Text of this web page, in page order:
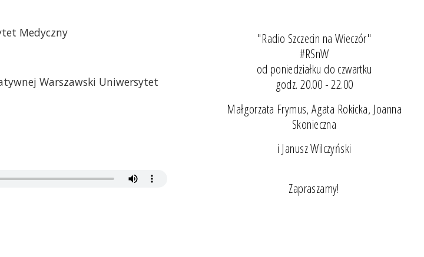
Medyczny
Warszawski Uniwersytet
"Radio Szczecin na Wieczór"
#RSnW
od poniedziałku do czwartku
godz. 20.00 - 22.00
Małgorzata Frymus, Agata Rokicka, Joanna
Skonieczna
i Janusz Wilczyński
Zapraszamy!